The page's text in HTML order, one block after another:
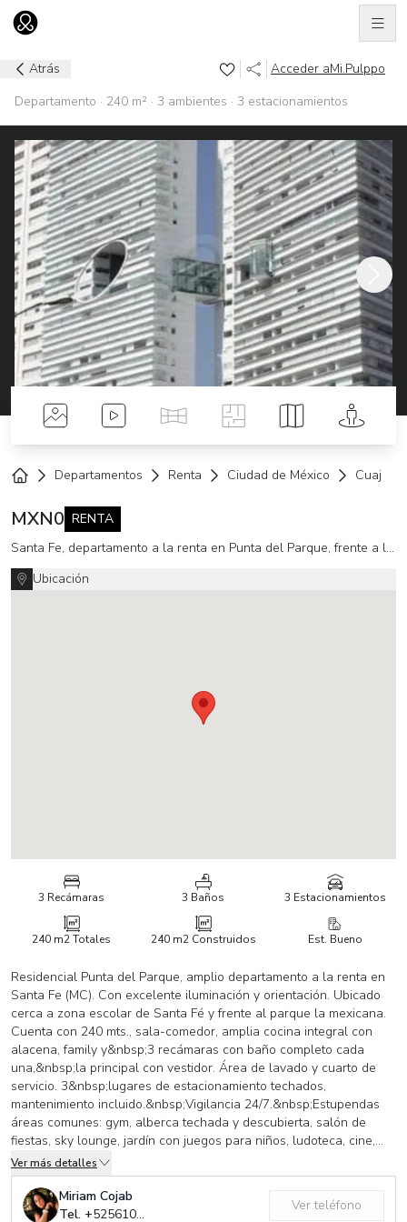
Ir al home
Atrás Acceder aMi.Pulppo
Departamento · 240 m² · 3 ambientes · 3 estacionamientos
Fotos Videos Tour VirtualPlanos Mapa Street
Departamentos Renta Ciudad de México
MXN0 RENTA
Santa Fe, departamento a la renta en Punta del Parque, frente a la Mexicana (MC)
Ubicación
3 Recámaras 3 Baños 3 Estacionamientos
240 m2Totales 240 m2Construidos Est. Bueno
Residencial Punta del Parque, amplio departamento a la renta en
Santa Fe (MC). Con excelente iluminación y orientación. Ubicado
cerca a zona escolar de Santa Fé y frente al parque la mexicana.
Cuenta con 240 mts., sala-comedor, amplia cocina integral con
alacena, family y&nbsp;3 recámaras con baño completo cada
una,&nbsp;la principal con vestidor. Área de lavado y cuarto de
servicio. 3&nbsp;lugares de estacionamiento techados,
mantenimiento incluido.&nbsp;Vigilancia 24/7.&nbsp;Estupendas
áreas comunes: gym, alberca techada y descubierta, salón de
fiestas, sky lounge, jardín con juegos para niños, ludoteca, cine,
vigilancia 24 horas. El edificio esta equipado con las más altas
normas de seguridad sísmica.&nbsp;No pierdas la oportunidad
Ver más detalles
Miriam Cojab
Tel. +525610754380
Ver teléfono